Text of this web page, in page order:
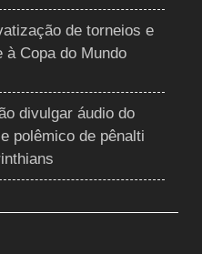
de torneios e
à Copa do Mundo
divulgar áudio do
polêmico de pênalti